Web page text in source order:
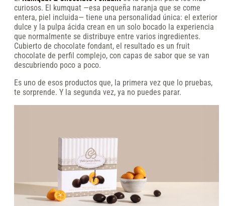
curiosos. El kumquat —esa pequeña naranja que se come
entera, piel incluida— tiene una personalidad única: el exterior
dulce y la pulpa ácida crean en un solo bocado la experiencia
que normalmente se distribuye entre varios ingredientes.
Cubierto de chocolate fondant, el resultado es un fruit
chocolate de perfil complejo, con capas de sabor que se van
descubriendo poco a poco.
Es uno de esos productos que, la primera vez que lo pruebas,
te sorprende. Y la segunda vez, ya no puedes parar.